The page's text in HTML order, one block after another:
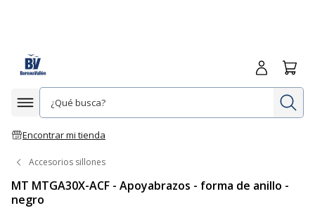
Afficher la navigation
Encontrar mi tienda
Iniciar
Accesorios sillones
MT MTGA30X-ACF - Apoyabrazos - forma de anillo -
negro